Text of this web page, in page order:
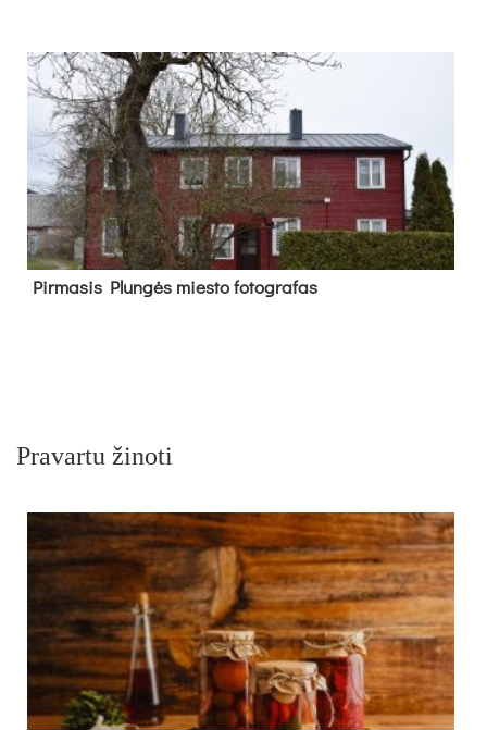
Pir­ma­sis Plun­gės mies­to fo­tog­ra­fas
Pravartu žinoti